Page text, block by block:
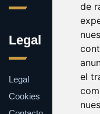
de
el
Legal
Legal
Cookies